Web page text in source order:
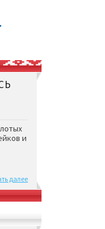
и
далее